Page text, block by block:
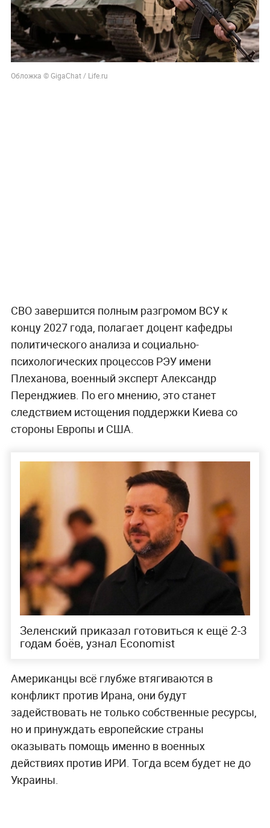
Обложка © GigaChat / Life.ru
СВО завершится полным разгромом ВСУ к
концу 2027 года, полагает доцент кафедры
политического анализа и социально-
психологических процессов РЭУ имени
Плеханова, военный эксперт Александр
Перенджиев. По его мнению, это станет
следствием истощения поддержки Киева со
стороны Европы и США.
Зеленский приказал готовиться к ещё 2-3
годам боёв, узнал Economist
Американцы всё глубже втягиваются в
конфликт против Ирана, они будут
задействовать не только собственные ресурсы,
но и принуждать европейские страны
оказывать помощь именно в военных
действиях против ИРИ. Тогда всем будет не до
Украины.